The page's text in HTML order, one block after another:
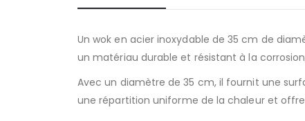
Un wok en acier inoxydable de 35 cm de
un matériau durable et résistant à la
Avec un diamètre de 35 cm, il fournit une
une répartition uniforme de la chaleur et